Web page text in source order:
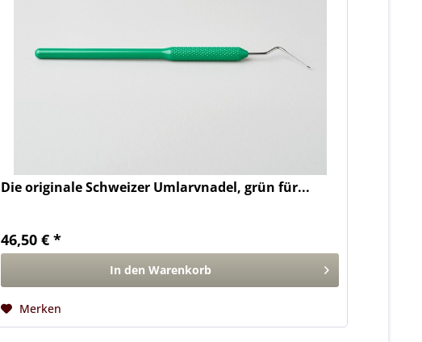
Die originale Schweizer Umlarvnadel, grün für...
46,50 € *
In den Warenkorb
Merken